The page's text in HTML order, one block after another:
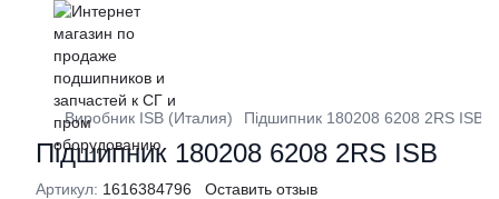
Виробник ISB (Италия) Підшипник 180208 6208 2RS ISB
Підшипник 180208 6208 2RS ISB
Артикул: 1616384796 Оставить отзыв